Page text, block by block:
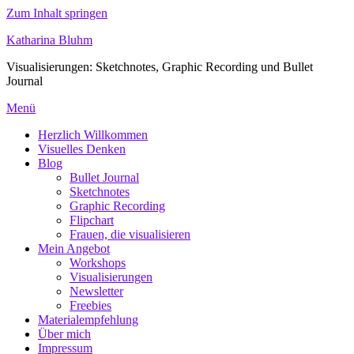
Zum Inhalt springen
Katharina Bluhm
Visualisierungen: Sketchnotes, Graphic Recording und Bullet
Journal
Menü
Herzlich Willkommen
Visuelles Denken
Blog
Bullet Journal
Sketchnotes
Graphic Recording
Flipchart
Frauen, die visualisieren
Mein Angebot
Workshops
Visualisierungen
Newsletter
Freebies
Materialempfehlung
Über mich
Impressum